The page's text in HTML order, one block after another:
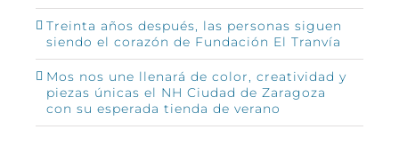
Treinta años después, las personas siguen
siendo el corazón de Fundación El Tranvía
Mos nos une llenará de color, creatividad y
piezas únicas el NH Ciudad de Zaragoza
con su esperada tienda de verano